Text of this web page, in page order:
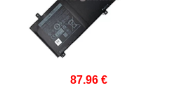
87.96 €